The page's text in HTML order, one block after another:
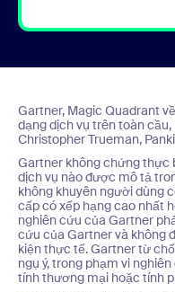
Gartner, Magic Quadrant
dạng dịch vụ trên toàn
Christopher Trueman,
Gartner không chứng thực
dịch vụ nào được mô tả
không khuyên người dùng
cấp có xếp hạng cao nhất
nghiên cứu của Gartner
cứu của Gartner và không
kiện thực tế. Gartner từ
ngụ ý, trong phạm vi
tính thương mại hoặc tính